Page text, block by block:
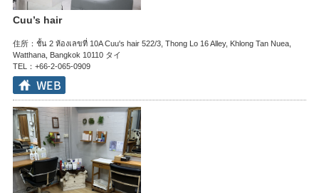
Cuu’s hair
住所：ชั้น 2 ห้องเลขที่ 10A Cuu's hair 522/3, Thong Lo 16 Alley, Khlong Tan Nuea,
Watthana, Bangkok 10110 タイ
TEL：+66-2-065-0909